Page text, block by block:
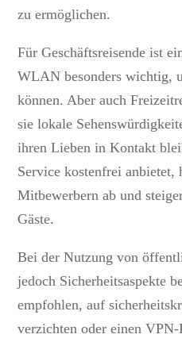
zu ermöglichen.
Für Geschäftsreisende ist
WLAN besonders wichtig,
können. Aber auch
sie lokale
ihren Lieben in Kontakt
Service kostenfrei
Mitbewerbern ab und
Gäste.
Bei der Nutzung von
jedoch Sicherheitsaspekte
empfohlen, auf
verzichten oder einen